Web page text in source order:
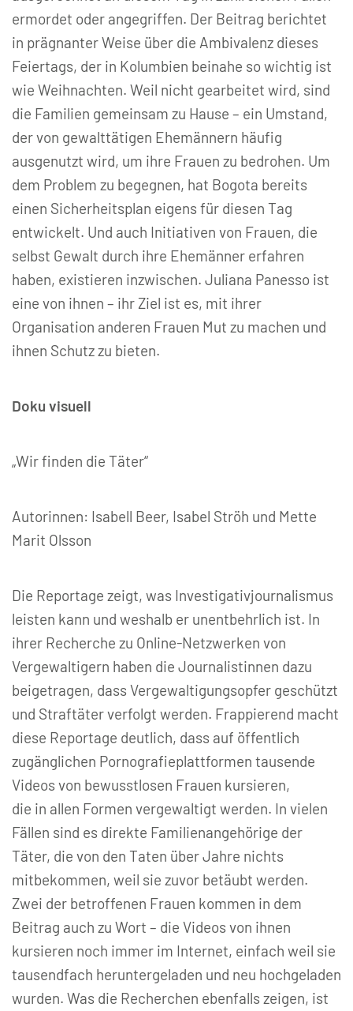
ermordet oder angegriffen. Der Beitrag berichtet
in prägnanter Weise über die Ambivalenz dieses
Feiertags, der in Kolumbien beinahe so wichtig ist
wie Weihnachten. Weil nicht gearbeitet wird, sind
die Familien gemeinsam zu Hause – ein Umstand,
der von gewalttätigen Ehemännern häufig
ausgenutzt wird, um ihre Frauen zu bedrohen. Um
dem Problem zu begegnen, hat Bogota bereits
einen Sicherheitsplan eigens für diesen Tag
entwickelt. Und auch Initiativen von Frauen, die
selbst Gewalt durch ihre Ehemänner erfahren
haben, existieren inzwischen. Juliana Panesso ist
eine von ihnen – ihr Ziel ist es, mit ihrer
Organisation anderen Frauen Mut zu machen und
ihnen Schutz zu bieten.
Doku visuell
„Wir finden die Täter“
Autorinnen: Isabell Beer, Isabel Ströh und Mette
Marit Olsson
Die Reportage zeigt, was Investigativjournalismus
leisten kann und weshalb er unentbehrlich ist. In
ihrer Recherche zu Online-Netzwerken von
Vergewaltigern haben die Journalistinnen dazu
beigetragen, dass Vergewaltigungsopfer geschützt
und Straftäter verfolgt werden. Frappierend macht
diese Reportage deutlich, dass auf öffentlich
zugänglichen Pornografieplattformen tausende
Videos von bewusstlosen Frauen kursieren,
die in allen Formen vergewaltigt werden. In vielen
Fällen sind es direkte Familienangehörige der
Täter, die von den Taten über Jahre nichts
mitbekommen, weil sie zuvor betäubt werden.
Zwei der betroffenen Frauen kommen in dem
Beitrag auch zu Wort – die Videos von ihnen
kursieren noch immer im Internet, einfach weil sie
tausendfach heruntergeladen und neu hochgeladen
wurden. Was die Recherchen ebenfalls zeigen, ist